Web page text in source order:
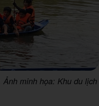
Ảnh minh họa: Khu du lịch